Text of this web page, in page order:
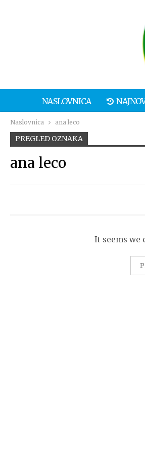
NASLOVNICA
Naslovnica ana leco
PREGLED OZNAKA
ana leco
It seems we